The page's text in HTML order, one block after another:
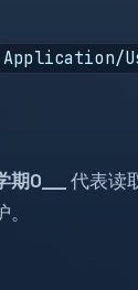
Application/
期0__
代表读